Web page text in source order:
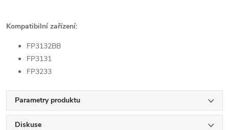
Kompatibilní zařízení:
FP3132BB
FP3131
FP3233
Parametry produktu
Diskuse